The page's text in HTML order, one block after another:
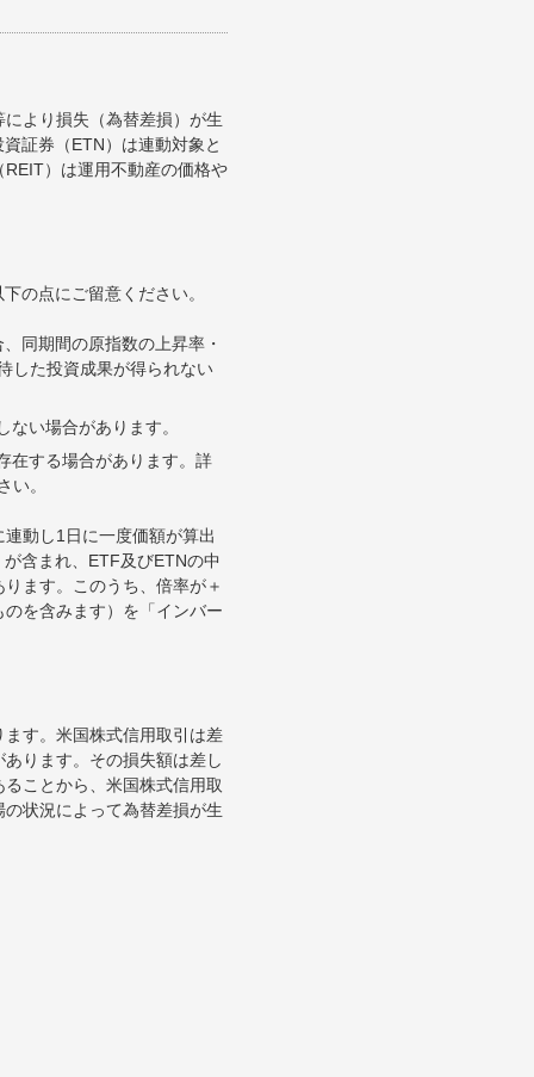
より損失（為替差損）が生
証券（ETN）は連動対象と
）は運用不動産の価格や
の点にご留意ください。
同期間の原指数の上昇率・
した投資成果が得られない
い場合があります。
在する場合があります。詳
い。
動し1日に一度価額が算出
含まれ、ETF及びETNの中
ます。このうち、倍率が＋
を含みます）を「インバー
す。米国株式信用取引は差
ります。その損失額は差し
ことから、米国株式信用取
状況によって為替差損が生